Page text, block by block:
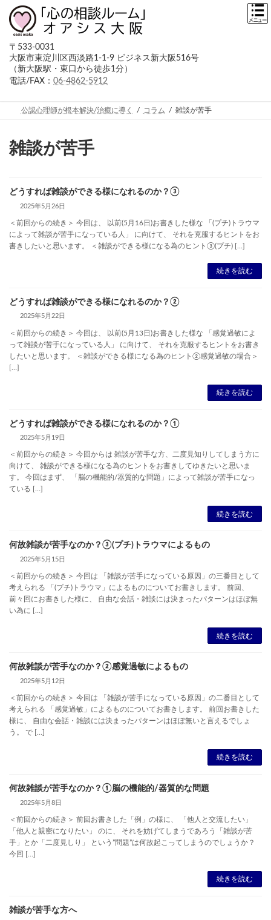
〒533-0031
大阪市東淀川区西淡路1-1-9 ビジネス新大阪516号
（新大阪駅・東口から徒歩1分）
電話/FAX： 06-4862-5912
公認心理師が根本解決/治癒に導く コラム 雑談が苦手
雑談が苦手
どうすれば雑談ができる様になれるのか？③
2025年5月26日
＜前回からの続き＞ 今回は、 以前(5月16日)お書きした様な 「(プチ)トラウマ
によって雑談が苦手になっている人」 に向けて、 それを克服するヒントをお
書きしたいと思います。 ＜雑談ができる様になる為のヒント③(プチ) […]
続きを読む
どうすれば雑談ができる様になれるのか？②
2025年5月22日
＜前回からの続き＞ 今回は、 以前(5月13日)お書きした様な 「感覚過敏によ
って雑談が苦手になっている人」 に向けて、 それを克服するヒントをお書き
したいと思います。 ＜雑談ができる様になる為のヒント②感覚過敏の場合＞
[…]
続きを読む
どうすれば雑談ができる様になれるのか？①
2025年5月19日
＜前回からの続き＞ 今回からは 雑談が苦手な方、二度見知りしてしまう方に
向けて、 雑談ができる様になる為のヒントをお書きしてゆきたいと思いま
す。 今回はまず、 「脳の機能的/器質的な問題」によって雑談が苦手になっ
ている […]
続きを読む
何故雑談が苦手なのか？③(プチ)トラウマによるもの
2025年5月15日
＜前回からの続き＞ 今回は 「雑談が苦手になっている原因」の三番目として
考えられる 「(プチ)トラウマ」によるものについてお書きします。 前回、
前々回にお書きした様に、 自由な会話・雑談には決まったパターンはほぼ無
い為に […]
続きを読む
何故雑談が苦手なのか？②感覚過敏によるもの
2025年5月12日
＜前回からの続き＞ 今回は 「雑談が苦手になっている原因」の二番目として
考えられる 「感覚過敏」によるものについてお書きします。 前回お書きした
様に、 自由な会話・雑談には決まったパターンはほぼ無いと言えるでしょ
う。 で […]
続きを読む
何故雑談が苦手なのか？①脳の機能的/器質的な問題
2025年5月8日
＜前回からの続き＞ 前回お書きした「例」の様に、 「他人と交流したい」
「他人と親密になりたい」 のに、 それを妨げてしまうであろう「雑談が苦
手」とか「二度見しり」 という”問題”は何故起こってしまうのでしょうか？
今回 […]
続きを読む
雑談が苦手な方へ